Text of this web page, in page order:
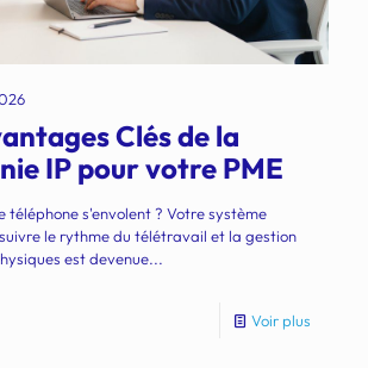
Clés de la
IP pour votre PME
téléphone s'envolent ? Votre système
le rythme du télétravail et la gestion
est devenue...
Voir plus